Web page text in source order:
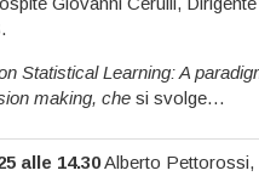
Statistical Learning: A
making, che si svolge…
alle 14.30Alberto Pettorossi,